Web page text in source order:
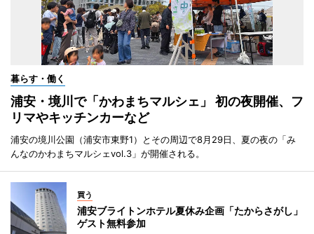
暮らす・働く
浦安・境川で「かわまちマルシェ」 初の夜開催、フ
リマやキッチンカーなど
浦安の境川公園（浦安市東野1）とその周辺で8月29日、夏の夜の「み
んなのかわまちマルシェvol.3」が開催される。
買う
浦安ブライトンホテル夏休み企画「たからさがし」
ゲスト無料参加